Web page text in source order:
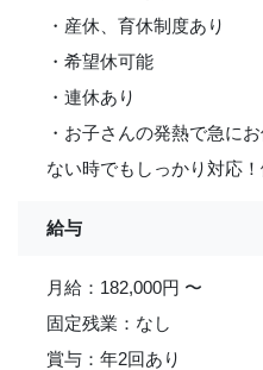
・産休、育休制度あり
・希望休可能
・連休あり
・お子さんの発熱で急に
ない時でもしっかり対応！
給与
月給：182,000円 〜
固定残業：なし
賞与：年2回あり